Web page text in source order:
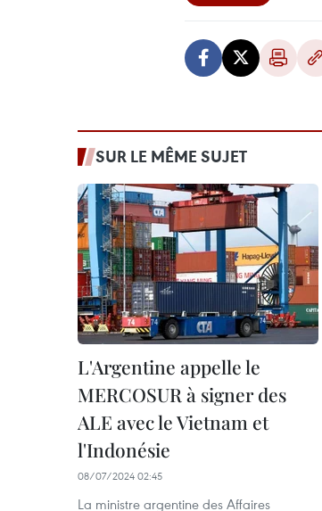
SUR LE MÊME SUJET
L'Argentine appelle le
MERCOSUR à signer des
ALE avec le Vietnam et
l'Indonésie
08/07/2024 02:45
La ministre argentine des Affaires